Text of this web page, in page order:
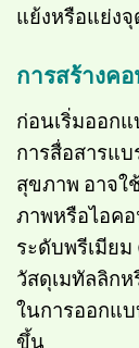
แย้งหรือแย่ง
การสร้างค
ก่อนเริ่มออก
การสื่อสารแ
สุขภาพ อาจใ
ภาพหรือไอค
ระดับพรีเมีย
วัสดุเมทัลลิก
ในการออกแ
ขึ้น